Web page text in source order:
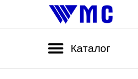
Каталог